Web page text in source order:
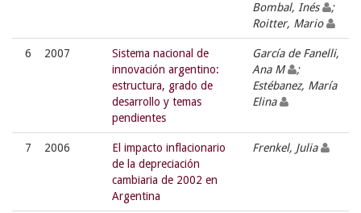
Bombal, Inés
;
Roitter, Mario
6 2007
Sistema nacional de
innovación argentino:
estructura, grado de
desarrollo y temas
pendientes
García de Fanelli,
Ana M
;
Estébanez, María
Elina
7 2006
El impacto inflacionario
de la depreciación
cambiaria de 2002 en
Argentina
Frenkel, Julia